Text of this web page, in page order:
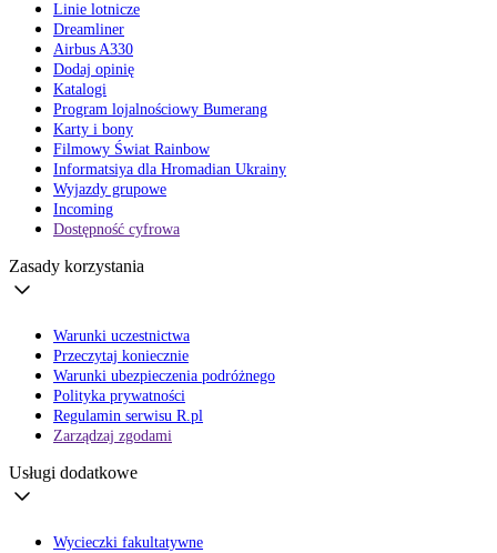
Linie lotnicze
Dreamliner
Airbus A330
Dodaj opinię
Katalogi
Program lojalnościowy Bumerang
Karty i bony
Filmowy Świat Rainbow
Informatsiya dla Hromadian Ukrainy
Wyjazdy grupowe
Incoming
Dostępność cyfrowa
Zasady korzystania
Warunki uczestnictwa
Przeczytaj koniecznie
Warunki ubezpieczenia podróżnego
Polityka prywatności
Regulamin serwisu R.pl
Zarządzaj zgodami
Usługi dodatkowe
Wycieczki fakultatywne